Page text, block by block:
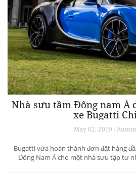
Nhà sưu tầm Đông nam Á
xe Bugatti
May 02, 2019 /
Bugatti vừa hoàn thành đơn đặt hàng
Đông Nam Á cho một nhà sưu tập tư